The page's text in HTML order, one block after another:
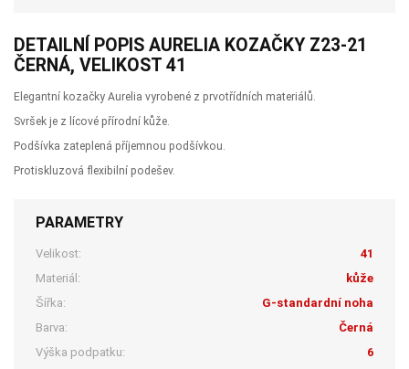
DETAILNÍ POPIS AURELIA KOZAČKY Z23-21
ČERNÁ, VELIKOST 41
Elegantní kozačky Aurelia vyrobené z prvotřídních materiálů.
Svršek je z lícové přírodní kůže.
Podšívka zateplená příjemnou podšívkou.
Protiskluzová flexibilní podešev.
PARAMETRY
Velikost:
41
Materiál:
kůže
Šířka:
G-standardní noha
Barva:
Černá
Výška podpatku:
6